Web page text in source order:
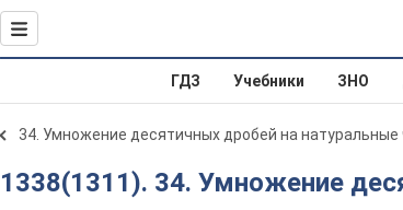
ГДЗ Учебники ЗНО
34. Умножение десятичных дробей на натуральные
1338(1311). 34. Умножение десятичных дробей на